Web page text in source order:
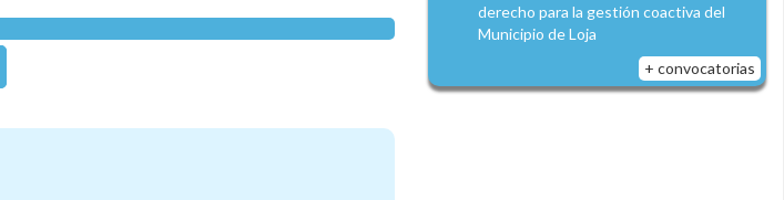
derecho para la gestión coactiva del
Municipio de Loja
+ convocatorias